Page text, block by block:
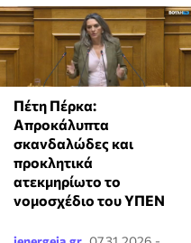
Πέτη Πέρκα:
Απροκάλυπτα
σκανδαλώδες και
προκλητικά
ατεκμηρίωτο το
νομοσχέδιο του ΥΠΕΝ